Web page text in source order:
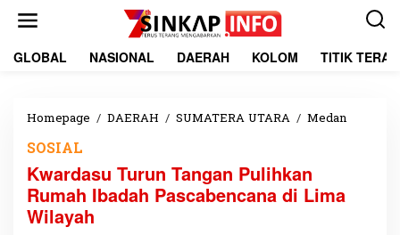
GLOBAL NASIONAL DAERAH KOLOM TITIK
Homepage / DAERAH / SUMATERA UTARA / Medan
SOSIAL
Kwardasu Turun Tangan Pulihkan
Rumah Ibadah Pascabencana di Lima
Wilayah